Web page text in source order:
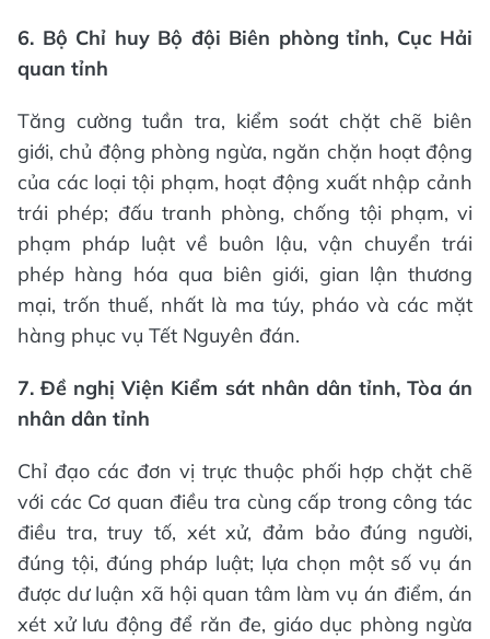
6. Bộ Chỉ huy Bộ đội Biên phòng tỉnh, Cục Hải
quan tỉnh
Tăng cường tuần tra, kiểm soát chặt chẽ biên
giới, chủ động phòng ngừa, ngăn chặn hoạt động
của các loại tội phạm, hoạt động xuất nhập cảnh
trái phép; đấu tranh phòng, chống tội phạm, vi
phạm pháp luật về buôn lậu, vận chuyển trái
phép hàng hóa qua biên giới, gian lận thương
mại, trốn thuế, nhất là ma túy, pháo và các mặt
hàng phục vụ Tết Nguyên đán.
7.Đề nghịViện Kiểm sát nhân dân tỉnh, Tòa án
nhân dân tỉnh
Chỉ đạo các đơn vị trực thuộc phối hợp chặt chẽ
với các Cơ quan điều tra cùng cấp trong công tác
điều tra, truy tố, xét xử, đảm bảo đúng người,
đúng tội, đúng pháp luật; lựa chọn một số vụ án
được dư luận xã hội quan tâm làm vụ án điểm, án
xét xử lưu động để răn đe, giáo dục phòng ngừa